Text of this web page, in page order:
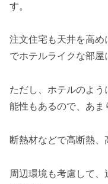
す。
注文住宅も天井を高
でホテルライクな部屋
ただし、ホテルのよ
能性もあるので、あま
断熱材などで高断熱、
周辺環境も考慮して